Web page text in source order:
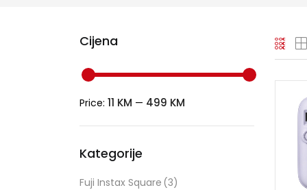
Cijena
Price: 11 KM — 499 KM
Kategorije
Fuji Instax Square (3)